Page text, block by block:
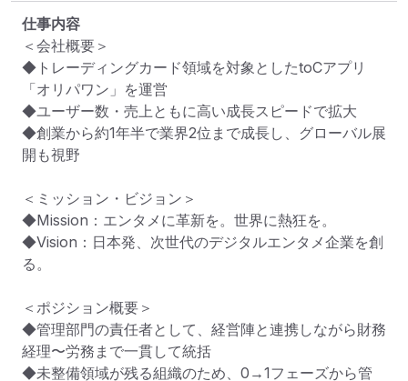
仕事内容
＜会社概要＞
◆トレーディングカード領域を対象としたtoCアプリ
「オリパワン」を運営
◆ユーザー数・売上ともに高い成長スピードで拡大
◆創業から約1年半で業界2位まで成長し、グローバル展
開も視野
＜ミッション・ビジョン＞
◆Mission：エンタメに革新を。世界に熱狂を。
◆Vision：日本発、次世代のデジタルエンタメ企業を創
る。
＜ポジション概要＞
◆管理部門の責任者として、経営陣と連携しながら財務
経理〜労務まで一貫して統括
◆未整備領域が残る組織のため、0→1フェーズから管